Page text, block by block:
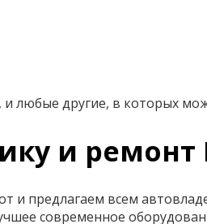
любые другие, в которых
и ремонт
и предлагаем всем
современное